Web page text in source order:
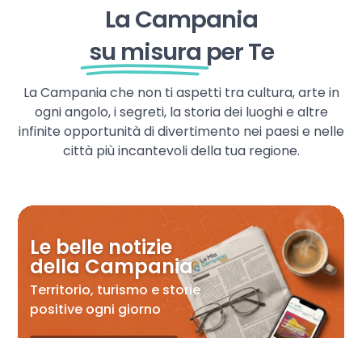
La Campania
su misura per Te
La Campania che non ti aspetti tra cultura, arte in
ogni angolo, i segreti, la storia dei luoghi e altre
infinite opportunità di divertimento nei paesi e nelle
città più incantevoli della tua regione.
Le belle notizie
della Campania
Territorio, turismo e storie
positive ogni giorno